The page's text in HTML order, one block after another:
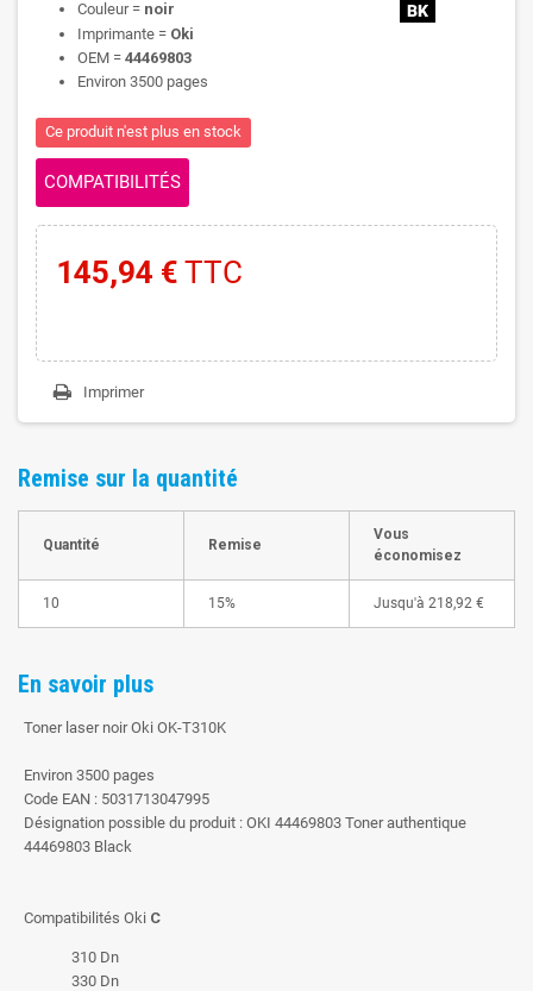
Couleur = noir
Imprimante = Oki
OEM = 44469803
Environ 3500 pages
Ce produit n'est plus en stock
COMPATIBILITÉS
145,94 € TTC
Imprimer
Remise sur la quantité
Quantité Remise
Vous
économisez
10 15% Jusqu'à 218,92 €
En savoir plus
Toner laser noir Oki OK-T310K
Environ 3500 pages
Code EAN : 5031713047995
Désignation possible du produit : OKI 44469803 Toner authentique
44469803 Black
Compatibilités Oki C
310 Dn
330 Dn